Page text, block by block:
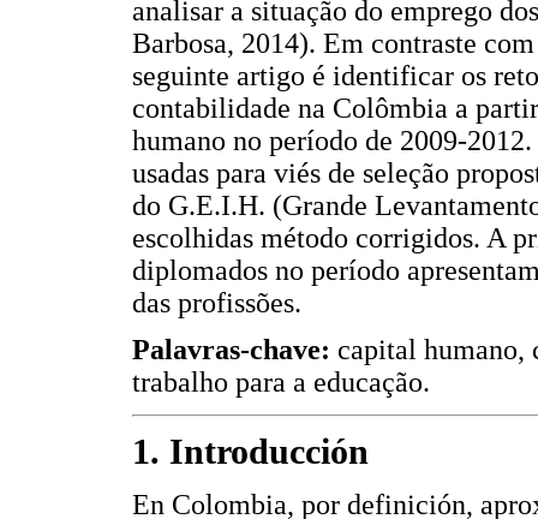
analisar a situação do emprego
Barbosa, 2014). Em contraste
seguinte artigo é identificar os
contabilidade na Colômbia a
humano no período de 2009-
usadas para viés de seleção
do G.E.I.H. (Grande
escolhidas método corrigidos. A
diplomados no período
das profissões.
Palavras-chave: capital humano,
trabalho para a educação.
1. Introducción
En Colombia, por definición,